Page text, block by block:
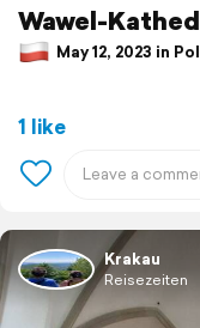
Wawel-
May 12, 2023 in
1 like
Krakau
Reisezeiten